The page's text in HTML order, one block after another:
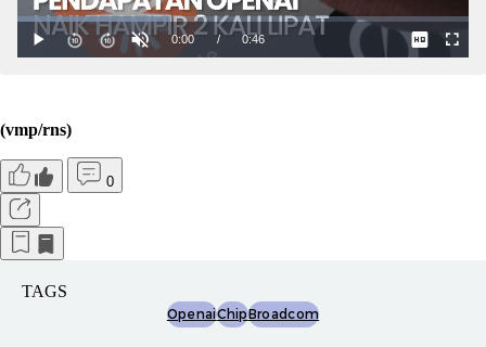
(vmp/rns)
0
TAGS
OpenaiChipBroadcom